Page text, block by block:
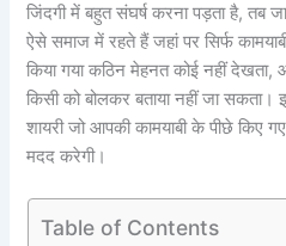
जिंदगी में बहुत संघर्ष करना पड़ता है, तब
ऐसे समाज में रहते हैं जहां पर सिर्फ
किया गया कठिन मेहनत कोई नहीं देखता,
किसी को बोलकर बताया नहीं जा
शायरी जो आपकी कामयाबी के पीछे किए
मदद करेगी।
Table of Contents